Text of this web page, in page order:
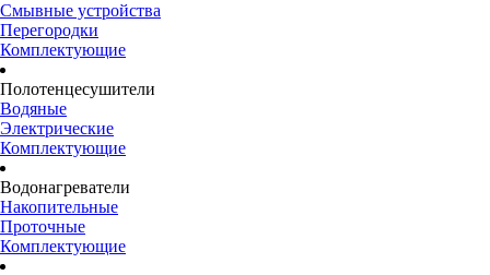
Смывные устройства
Перегородки
Комплектующие
Полотенцесушители
Водяные
Электрические
Комплектующие
Водонагреватели
Накопительные
Проточные
Комплектующие